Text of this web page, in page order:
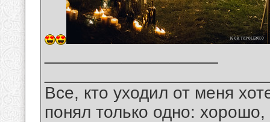
Все, кто уходил от меня
понял только одно: